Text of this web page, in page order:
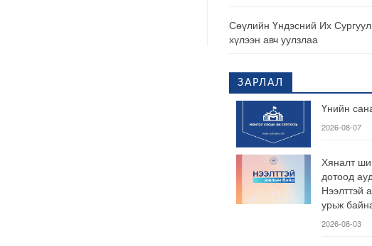
Сөүлийн Үндэсний Их
хүлээн авч уулзлаа
ЗАРЛАЛ
Үнийн
2026-08-07
Хяналт
дотоод
Нээлттэй
урьж
2026-08-03